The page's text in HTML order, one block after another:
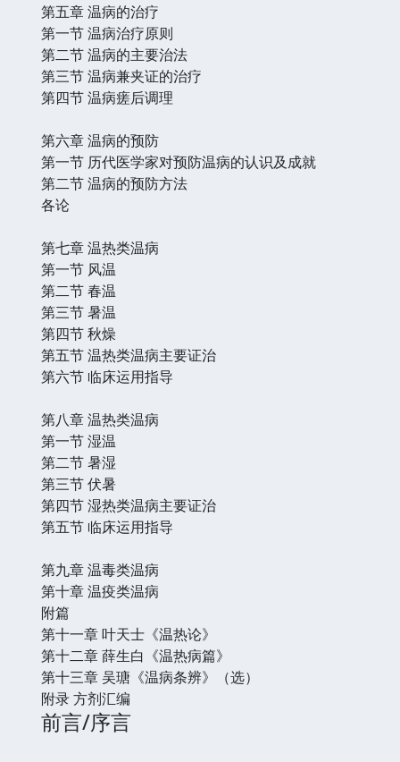
第五章 温病的治疗
第一节 温病治疗原则
第二节 温病的主要治法
第三节 温病兼夹证的治疗
第四节 温病瘥后调理
第六章 温病的预防
第一节 历代医学家对预防温病的认识及成就
第二节 温病的预防方法
各论
第七章 温热类温病
第一节 风温
第二节 春温
第三节 暑温
第四节 秋燥
第五节 温热类温病主要证治
第六节 临床运用指导
第八章 温热类温病
第一节 湿温
第二节 暑湿
第三节 伏暑
第四节 湿热类温病主要证治
第五节 临床运用指导
第九章 温毒类温病
第十章 温疫类温病
附篇
第十一章 叶天士《温热论》
第十二章 薛生白《温热病篇》
第十三章 吴瑭《温病条辨》（选）
附录 方剂汇编
前言/序言